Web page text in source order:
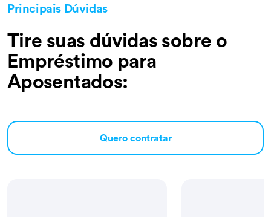
Principais Dúvidas
Tire suas dúvidas sobre o
Empréstimo para
Aposentados:
Quero contratar